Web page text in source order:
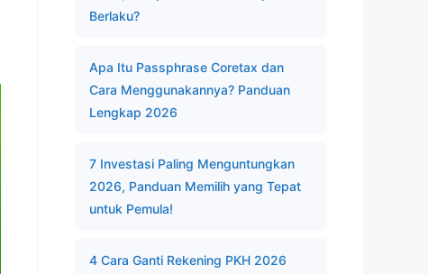
Berlaku?
Apa Itu Passphrase Coretax dan
Cara Menggunakannya? Panduan
Lengkap 2026
7 Investasi Paling Menguntungkan
2026, Panduan Memilih yang Tepat
untuk Pemula!
4 Cara Ganti Rekening PKH 2026